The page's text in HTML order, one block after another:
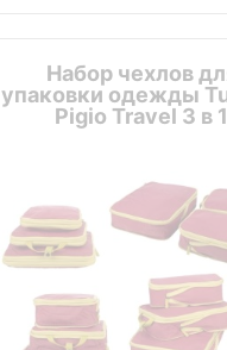
Набор чехлов
упаковки одежды
Pigio Travel 3 в 1